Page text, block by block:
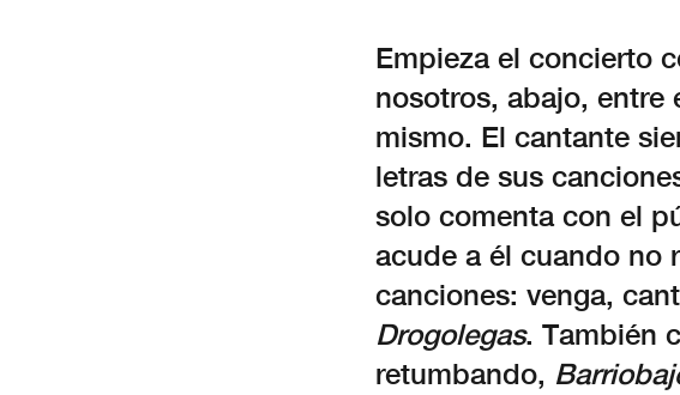
Empieza el concierto
nosotros, abajo,
mismo. El cantante
letras de sus
solo comenta con el
acude a él cuando no
canciones: venga,
Drogolegas. También
retumbando,